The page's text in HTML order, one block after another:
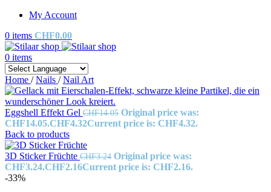
My Account
0 items CHF0.00
0 items
Home / Nails / Nail Art
Eggshell Effekt Gel CHF14.05 Original price was:
CHF14.05.CHF4.32Current price is: CHF4.32.
Back to products
3D Sticker Früchte CHF3.24 Original price was:
CHF3.24.CHF2.16Current price is: CHF2.16.
-33%